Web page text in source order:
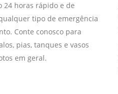
24 horas rápido e de
tipo de emergência
Conte conosco para
pias, tanques e vasos
em geral.